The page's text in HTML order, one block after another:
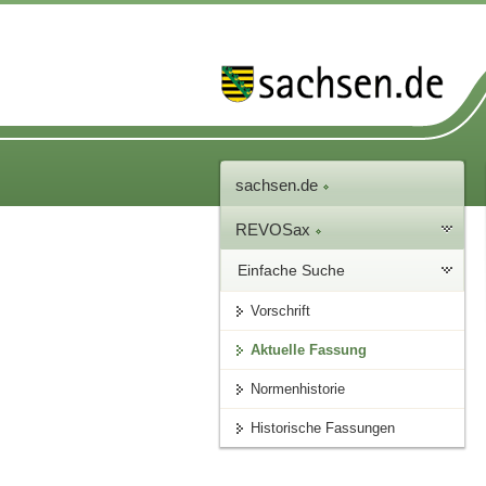
sachsen.de
REVOSax
Einfache Suche
Vorschrift
Aktuelle Fassung
Normenhistorie
Historische Fassungen